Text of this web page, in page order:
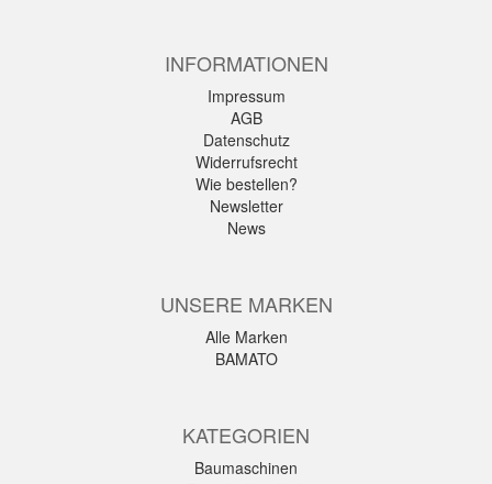
INFORMATIONEN
Impressum
AGB
Datenschutz
Widerrufsrecht
Wie bestellen?
Newsletter
News
UNSERE MARKEN
Alle Marken
BAMATO
KATEGORIEN
Baumaschinen